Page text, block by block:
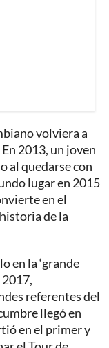
volviera a
2013, un joven
al quedarse con
lugar en 2015
en el
de la
en la ‘grande
2017,
referentes del
llegó en
en el primer y